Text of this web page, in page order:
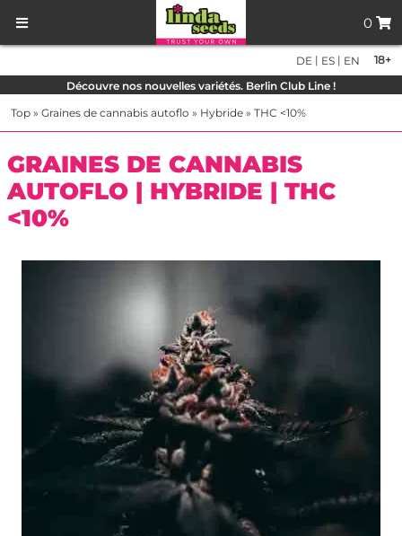
0
18+
DE | ES | EN
Découvre nos nouvelles variétés. Berlin Club Line !
Top » Graines de cannabis autoflo » Hybride » THC <10%
GRAINES DE CANNABIS
AUTOFLO | HYBRIDE | THC
<10%